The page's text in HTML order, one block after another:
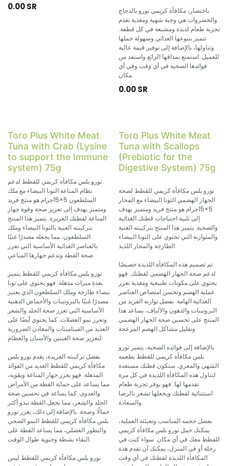
0.00SR
باختصار، مكافأة كريمي تورو بالدجاج
والخضروات هي وجبة شهية ومغذية تقدم
تجربة طعام لذيذة ومشبعة في كل قطعة.
تتميز بتنوعها الغذائي وسهولة حملها
وتناولها، بالإضافة إلى توفير قيمة عالية
للعميل. استمتع بمذاقها الرائع واستفد من
فوائدها الصحية في أي وقت وفي أي
مكان.
0.00SR
Toro Plus White Meat
Tuna with Crab (Lysine
to support the Immune
system) 75g
تورو بلس مكافأة كريمي للقطط لدعم
نظام المناعة التونا البيضاء مع ملك
السلطعون 5×15جرام هو منتج فريد
ومتميز يهدف إلى تعزيز صحة وقوة جهاز
المناعة لقطتك العزيزة. يتميز هذا المنتج
بتركيبته الغنية بالتونا البيضاء وملك
السلطعون، مما يجعله مصدرًا غنيًا
بالعناصر الغذائية الأساسية التي تعزز
صحة القطة وتدعم جهازها المناعي.
تورو بلس مكافأة كريمي للقطط يتميز
بعدة ميزات مذهلة. فهو يحتوي على تونا
بيضاء طازجة وملك السلطعون الذي يعتبر
مصدرًا غنيًا بالبروتينات والأحماض الدهنية
الأساسية التي تعزز صحة الجلد والشعر
وتعزز نمو العضلات. كما يحتوي أيضًا على
العديد من الفيتامينات والمعادن الضرورية
لتعزيز صحة العينين والأسنان والعظام.
بفضل تركيبته الفريدة، يقدم تورو بلس
مكافأة كريمي للقطط العديد من الفوائد
المذهلة. فهو يعزز جهاز المناعة ويقويه،
مما يساعد على حماية القطة من الأمراض
والعدوى. كما يساعد في تحسين صحة
الجلد والشعر، مما يجعل القطة تبدو أكثر
جمالًا وصحة. بالإضافة إلى ذلك، يعزز تورو
بلس مكافأة كريمي للقطط النمو الصحي
والتطور العضلي، مما يساعد القطة على
البقاء نشطة وحيوية طوال الوقت.
تورو بلس مكافأة كريمي للقطط ليس
Toro Plus White Meat
Tuna with Scallops
(Prebiotic for the
Digestive System) 75g
تورو بلس مكافأة كريمي للقطط لصحة
الجهاز الهضمي التونا البيضاء مع المحار
5×15جرام هو منتج فريد ومتميز يهدف
إلى تلبية احتياجات قطتك الغذائية
والصحية. يتميز هذا المنتج بتركيبته الغنية
والمتوازنة التي تحتوي على التونا البيضاء
الطازجة والمحار اللذيذ.
تم تصميم هذه المكافأة اللذيذة خصيصًا
لدعم صحة الجهاز الهضمي لقطتك. فهو
يحتوي على مكونات طبيعية ومغذية تعزز
عملية الهضم وتحسن امتصاص العناصر
الغذائية الهامة. بفضل توازنه الفريد من
البروتينات والدهون والألياف، يساعد هذا
المنتج على تحسين صحة الجهاز الهضمي
وتقليل مشاكل الهضم المزعجة.
بالإضافة إلى فوائده الصحية، يتميز تورو
بلس مكافأة كريمي للقطط بطعمه
الشهي والمغري. ستكون قطتك مستعدة
لتناول هذه المكافأة اللذيذة في كل مرة
تقدمها لها. فهو يوفر تجربة طعام
استثنائية لقطتك ويجعلها تشعر بالرضا
والسعادة.
بفضل حجمه المناسب وتعبئته العملية،
يمكنك حمل تورو بلس مكافأة كريمي
للقطط معك في أي مكان. سواء كنت في
رحلة أو في المنزل، يمكنك أن تقدم هذه
المكافأة اللذيذة لقطتك في أي وقت